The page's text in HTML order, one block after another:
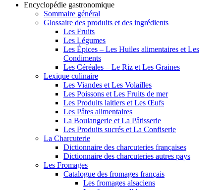
Encyclopédie gastronomique
Sommaire général
Glossaire des produits et des ingrédients
Les Fruits
Les Légumes
Les Épices – Les Huiles alimentaires et Les
Condiments
Les Céréales – Le Riz et Les Graines
Lexique culinaire
Les Viandes et Les Volailles
Les Poissons et Les Fruits de mer
Les Produits laitiers et Les Œufs
Les Pâtes alimentaires
La Boulangerie et La Pâtisserie
Les Produits sucrés et La Confiserie
La Charcuterie
Dictionnaire des charcuteries françaises
Dictionnaire des charcuteries autres pays
Les Fromages
Catalogue des fromages français
Les fromages alsaciens